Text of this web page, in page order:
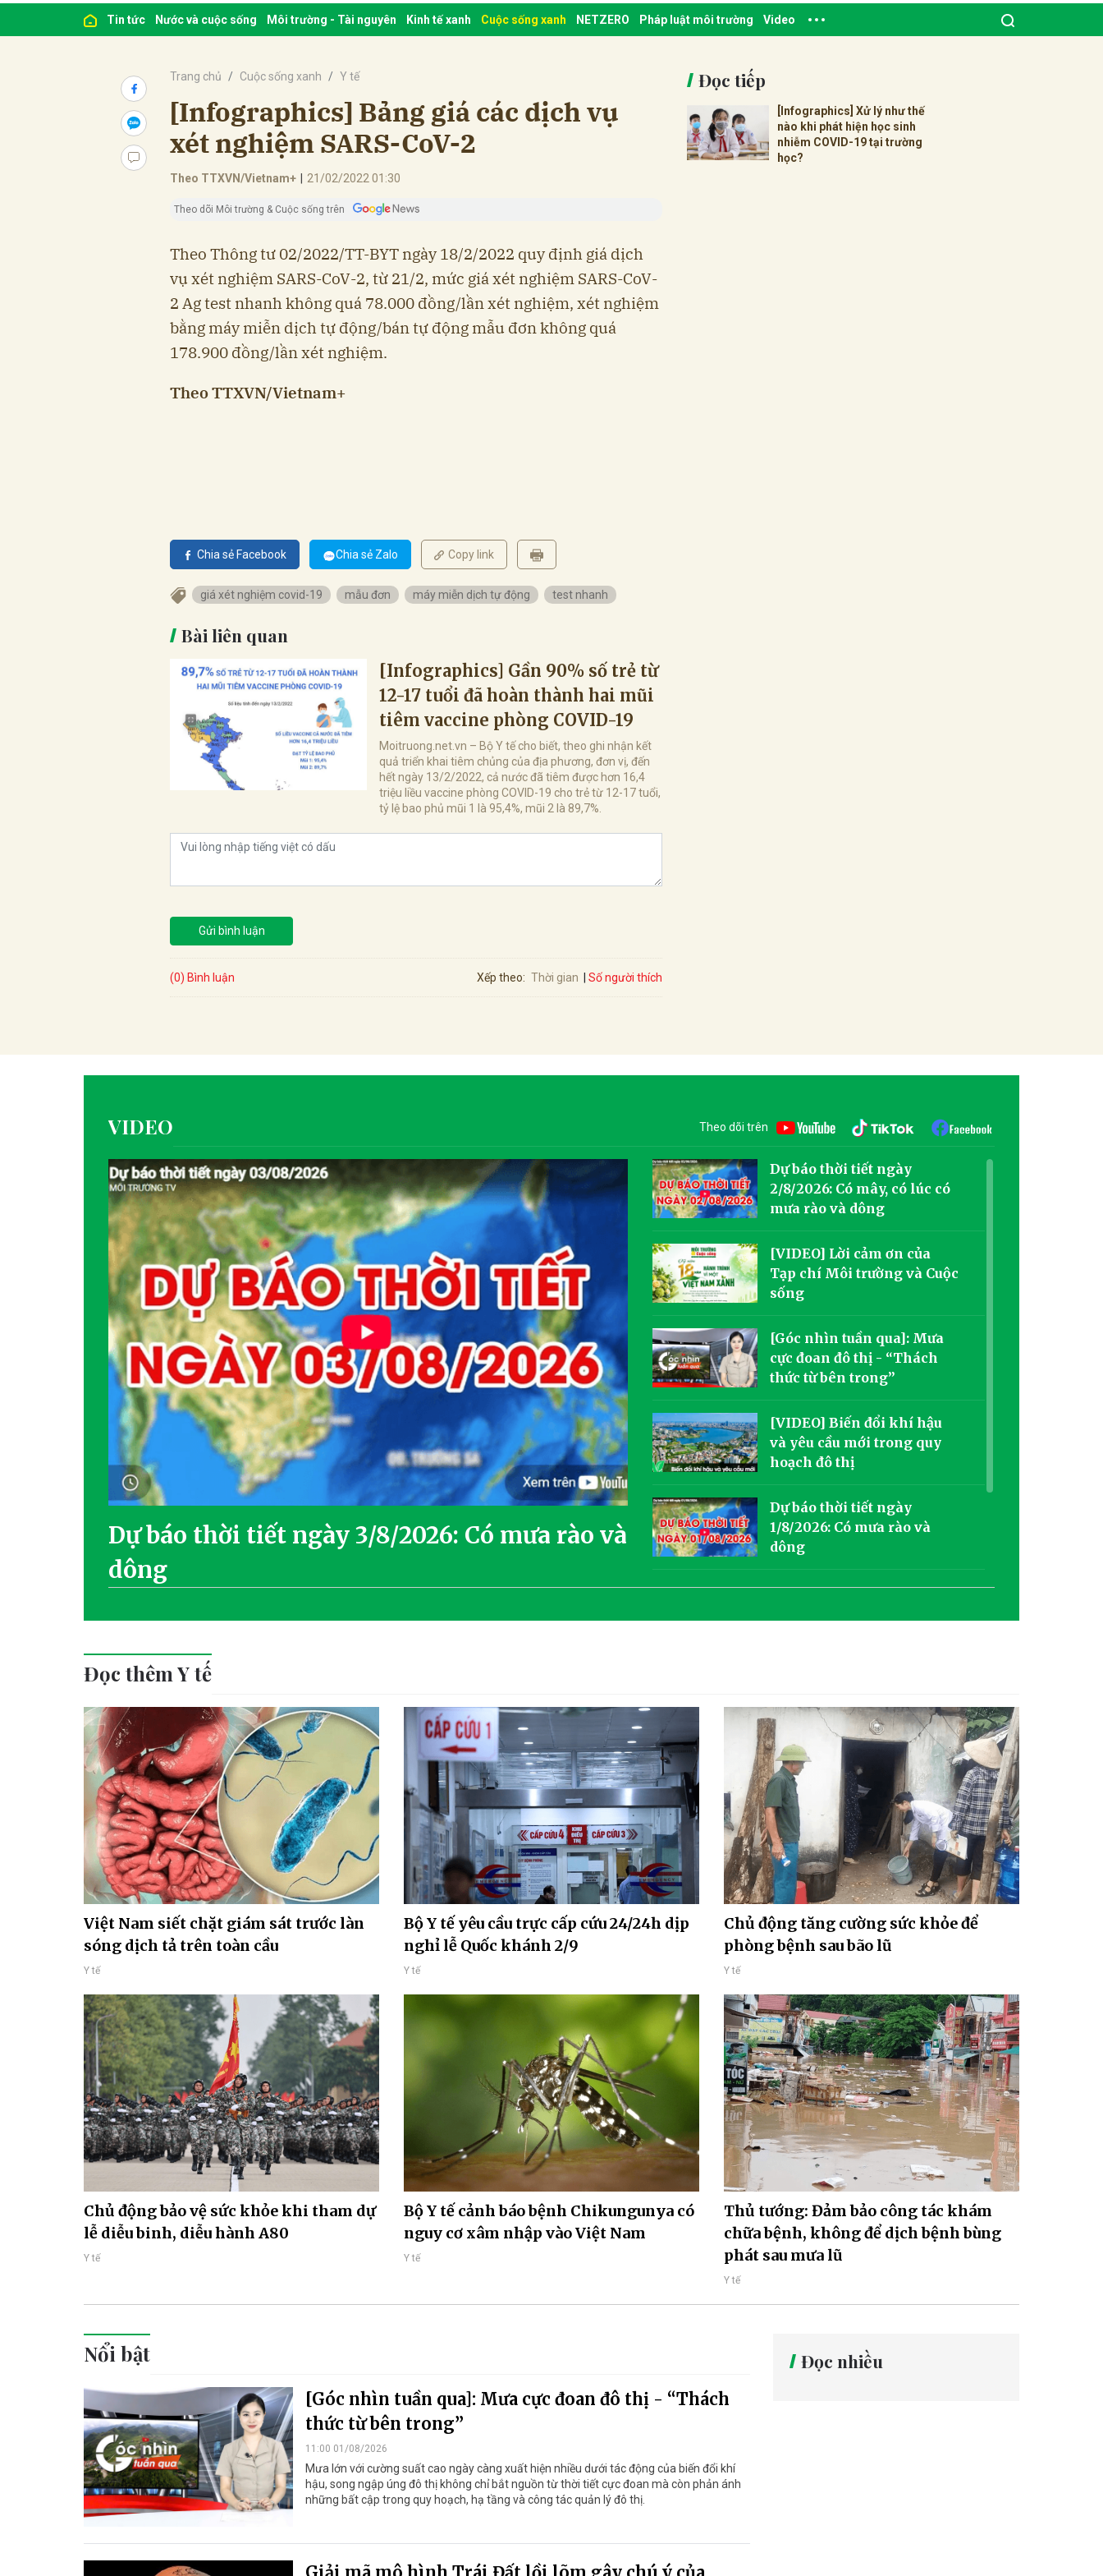
Tin tức Nước và cuộc sống Môi trường - Tài nguyên Kinh tế xanh Cuộc sống xanh NETZERO Pháp luật môi trường Video
Trang chủ Cuộc sống xanh Y tế
[Infographics] Bảng giá các dịch vụ
xét nghiệm SARS-CoV-2
Theo TTXVN/Vietnam+ 21/02/2022 01:30
Theo dõi Môi trường & Cuộc sống trên
Theo Thông tư 02/2022/TT-BYT ngày 18/2/2022 quy định giá dịch
vụ xét nghiệm SARS-CoV-2, từ 21/2, mức giá xét nghiệm SARS-CoV-
2 Ag test nhanh không quá 78.000 đồng/lần xét nghiệm, xét nghiệm
bằng máy miễn dịch tự động/bán tự động mẫu đơn không quá
178.900 đồng/lần xét nghiệm.
Theo TTXVN/Vietnam+
Chia sẻ Facebook Chia sẻ Zalo Copy link
giá xét nghiệm covid-19 mẫu đơn máy miễn dịch tự động test nhanh
Bài liên quan
[Infographics] Gần 90% số trẻ từ
12-17 tuổi đã hoàn thành hai mũi
tiêm vaccine phòng COVID-19
Moitruong.net.vn – Bộ Y tế cho biết, theo ghi nhận kết
quả triển khai tiêm chủng của địa phương, đơn vị, đến
hết ngày 13/2/2022, cả nước đã tiêm được hơn 16,4
triệu liều vaccine phòng COVID-19 cho trẻ từ 12-17 tuổi,
tỷ lệ bao phủ mũi 1 là 95,4%, mũi 2 là 89,7%.
Gửi bình luận
(0) Bình luận Xếp theo: Thời gian Số người thích
Đọc tiếp
[Infographics] Xử lý như thế
nào khi phát hiện học sinh
nhiễm COVID-19 tại trường
học?
VIDEO Theo dõi trên
Dự báo thời tiết ngày 3/8/2026: Có mưa rào và
dông
Dự báo thời tiết ngày
2/8/2026: Có mây, có lúc có
mưa rào và dông
[VIDEO] Lời cảm ơn của
Tạp chí Môi trường và Cuộc
sống
[Góc nhìn tuần qua]: Mưa
cực đoan đô thị - “Thách
thức từ bên trong”
[VIDEO] Biến đổi khí hậu
và yêu cầu mới trong quy
hoạch đô thị
Dự báo thời tiết ngày
1/8/2026: Có mưa rào và
dông
Dự báo thời tiết ngày
Đọc thêm Y tế
Việt Nam siết chặt giám sát trước làn
sóng dịch tả trên toàn cầu
Y tế
Bộ Y tế yêu cầu trực cấp cứu 24/24h dịp
nghỉ lễ Quốc khánh 2/9
Y tế
Chủ động tăng cường sức khỏe để
phòng bệnh sau bão lũ
Y tế
Chủ động bảo vệ sức khỏe khi tham dự
lễ diễu binh, diễu hành A80
Y tế
Bộ Y tế cảnh báo bệnh Chikungunya có
nguy cơ xâm nhập vào Việt Nam
Y tế
Thủ tướng: Đảm bảo công tác khám
chữa bệnh, không để dịch bệnh bùng
phát sau mưa lũ
Y tế
Nổi bật
[Góc nhìn tuần qua]: Mưa cực đoan đô thị - “Thách
thức từ bên trong”
11:00 01/08/2026
Mưa lớn với cường suất cao ngày càng xuất hiện nhiều dưới tác động của biến đổi khí
hậu, song ngập úng đô thị không chỉ bắt nguồn từ thời tiết cực đoan mà còn phản ánh
những bất cập trong quy hoạch, hạ tầng và công tác quản lý đô thị.
Đọc nhiều